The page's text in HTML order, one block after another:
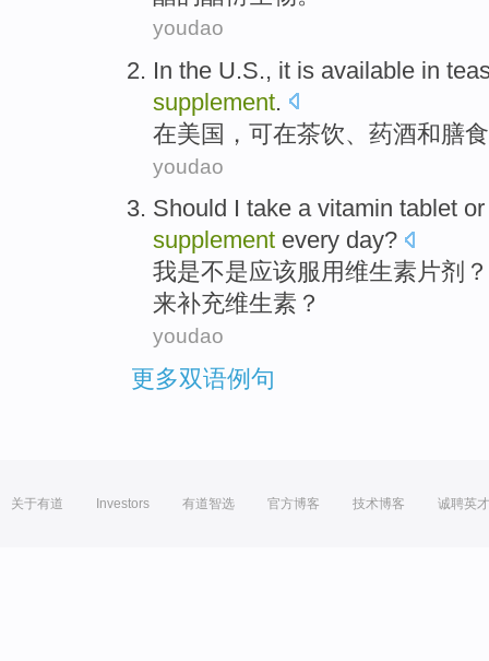
youdao
In the U.S., it is available in
supplement.
在美国 ， 可在茶饮、 药酒和膳食
youdao
Should I take a vitamin tablet or
supplement every day?
我是不是应该服用维生素片剂
来补充维生素？
youdao
更多双语例句
关于有道 Investors 有道智选 官方博客 技术博客 诚聘英才